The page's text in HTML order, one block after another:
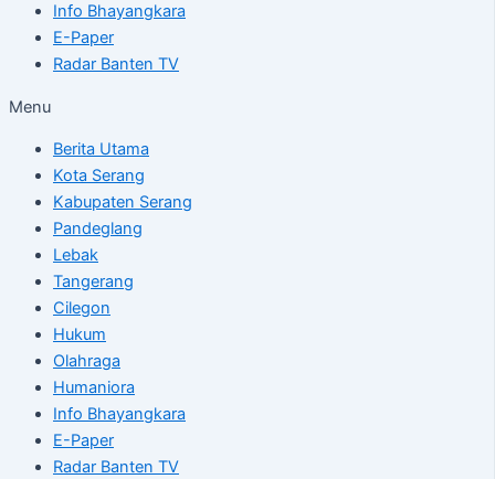
Info Bhayangkara
E-Paper
Radar Banten TV
Menu
Berita Utama
Kota Serang
Kabupaten Serang
Pandeglang
Lebak
Tangerang
Cilegon
Hukum
Olahraga
Humaniora
Info Bhayangkara
E-Paper
Radar Banten TV